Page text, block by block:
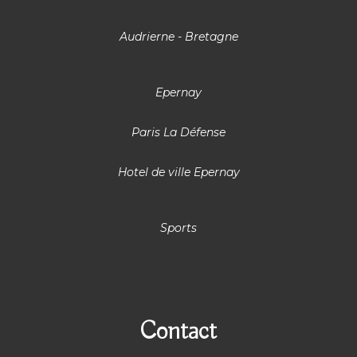
Audrierne - Bretagne
Epernay
Paris La Défense
Hotel de ville Epernay
Sports
Contact